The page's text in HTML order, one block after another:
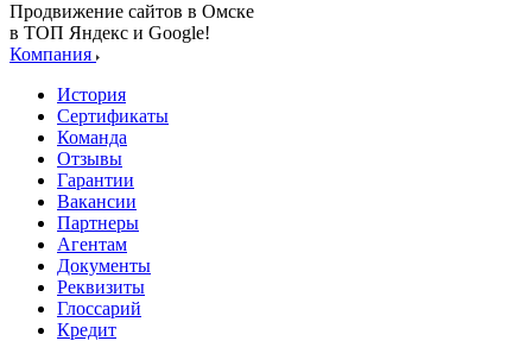
Продвижение сайтов в Омске
в ТОП Яндекс и Google!
Компания
История
Сертификаты
Команда
Отзывы
Гарантии
Вакансии
Партнеры
Агентам
Документы
Реквизиты
Глоссарий
Кредит